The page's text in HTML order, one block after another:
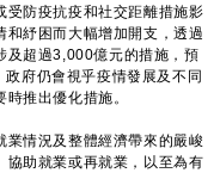
受防疫抗疫和社交距離措施影
紓困而大幅增加開支，透過
及超過3,000億元的措施，預
府仍會視乎疫情發展及不同
推出優化措施。
情況及整體經濟帶來的嚴峻
協助就業或再就業，以至為有